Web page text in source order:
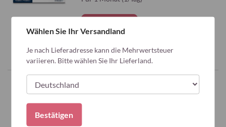
Zur
ULTRAFLORA COMPLETE FÜR
FRAUEN
Wählen Sie Ihr Versandland
Je nach Lieferadresse kann die Mehrwertsteuer
variieren. Bitte wählen Sie Ihr Lieferland.
Bestätigen